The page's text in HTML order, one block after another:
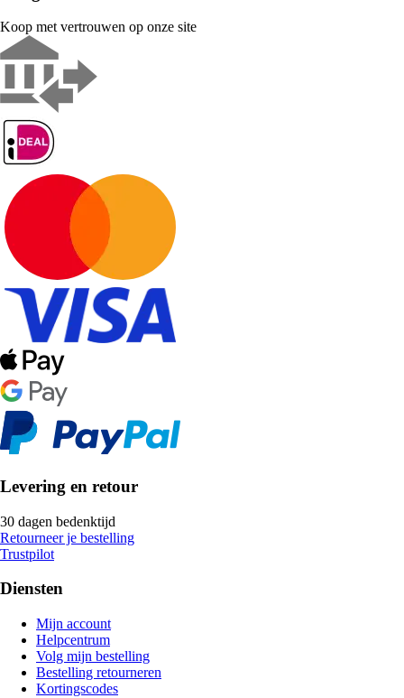
Koop met vertrouwen op onze site
Levering en retour
30 dagen bedenktijd
Retourneer je bestelling
Trustpilot
Diensten
Mijn account
Helpcentrum
Volg mijn bestelling
Bestelling retourneren
Kortingscodes